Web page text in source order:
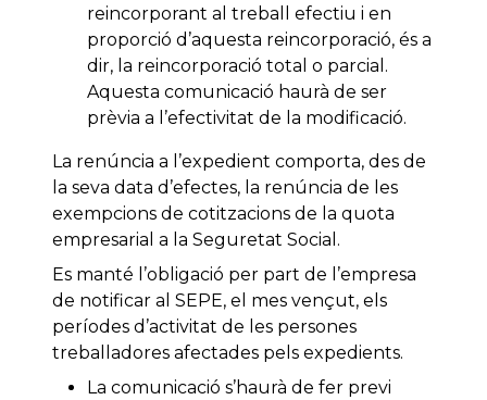
reincorporant al treball efectiu i en
proporció d’aquesta reincorporació, és a
dir, la reincorporació total o parcial.
Aquesta comunicació haurà de ser
prèvia a l’efectivitat de la modificació.
La renúncia a l’expedient comporta, des de
la seva data d’efectes, la renúncia de les
exempcions de cotitzacions de la quota
empresarial a la Seguretat Social.
Es manté l’obligació per part de l’empresa
de notificar al SEPE, el mes vençut, els
períodes d’activitat de les persones
treballadores afectades pels expedients.
La comunicació s’haurà de fer previ